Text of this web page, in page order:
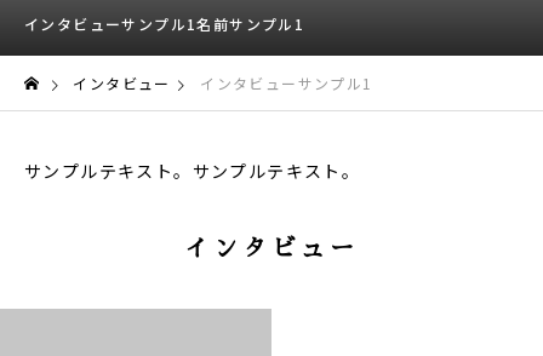
インタビューサンプル1名前サンプル1
インタビュー インタビューサンプル1
サンプルテキスト。サンプルテキスト。
インタビュー